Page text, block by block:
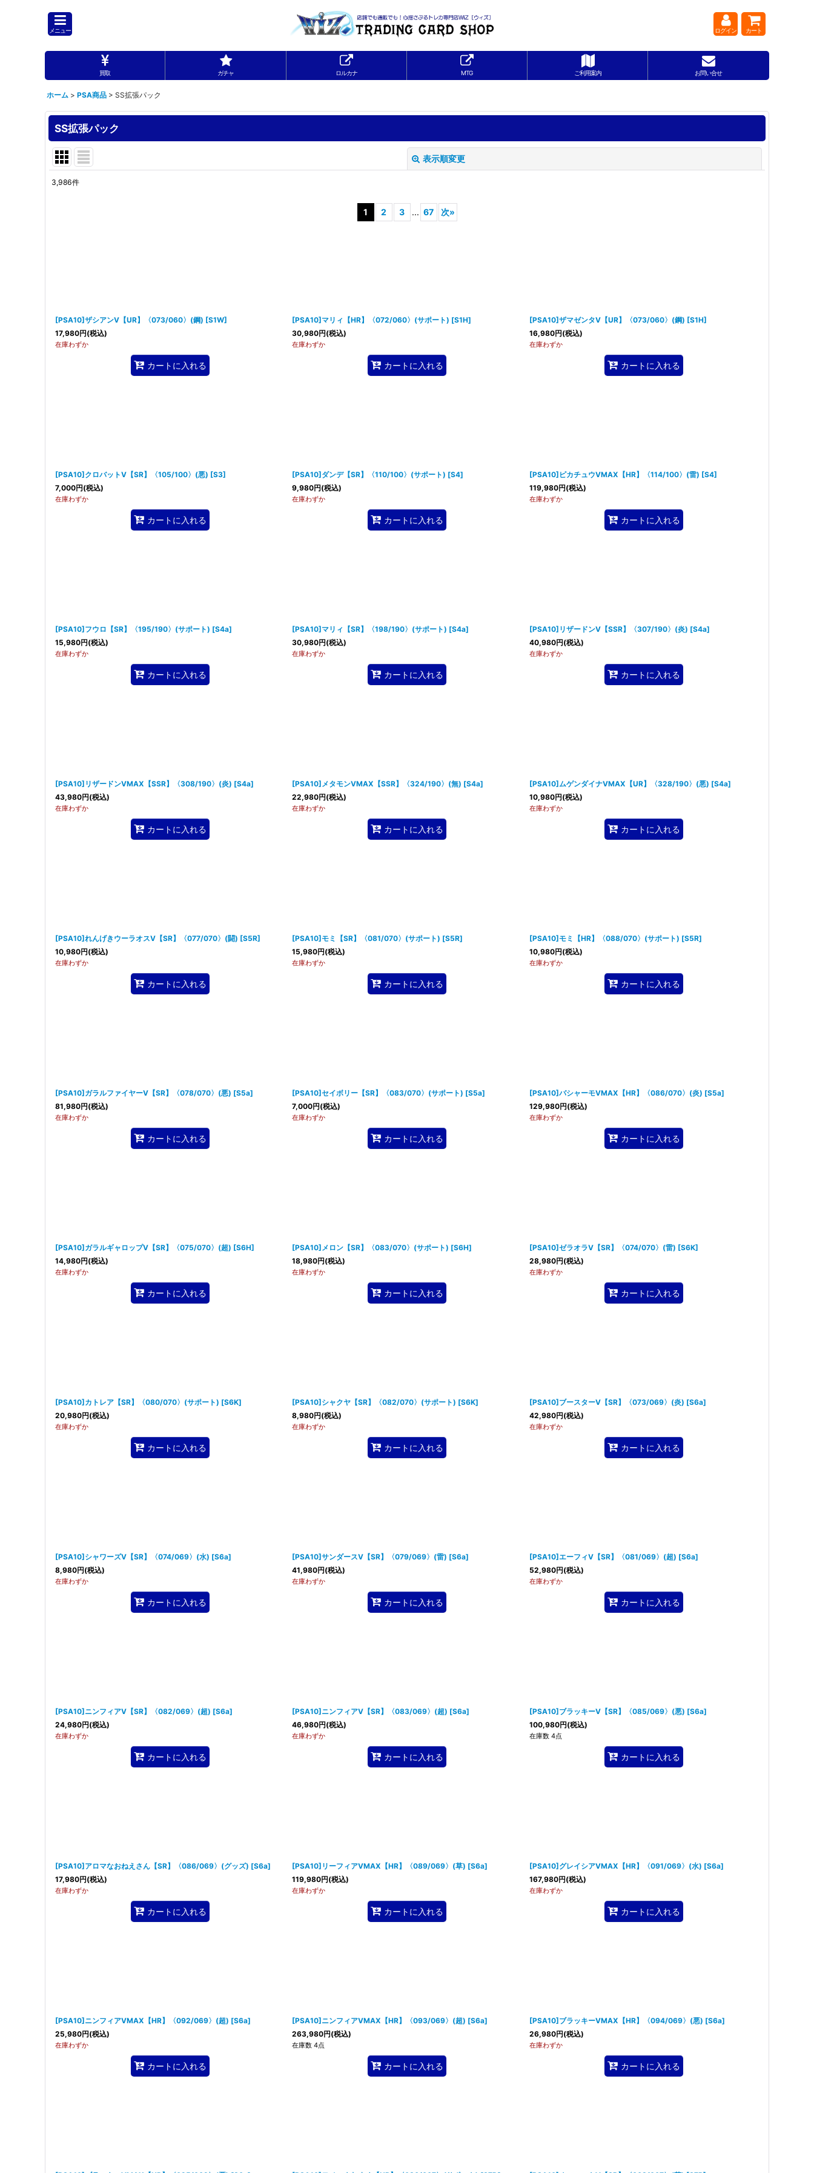
メニュー ログイン カート
買取 ガチャ ロルカナ MTG ご利用案内 お問い合せ
ホーム > PSA商品 > SS拡張パック
SS拡張パック
表示順変更
3,986件
1 2 3 ... 67 次»
[PSA10]ザシアンV【UR】〈073/060〉(鋼) [S1W]
17,980円(税込)
在庫わずか
カートに入れる
[PSA10]マリィ【HR】〈072/060〉(サポート) [S1H]
30,980円(税込)
在庫わずか
カートに入れる
[PSA10]ザマゼンタV【UR】〈073/060〉(鋼) [S1H]
16,980円(税込)
在庫わずか
カートに入れる
[PSA10]クロバットV【SR】〈105/100〉(悪) [S3]
7,000円(税込)
在庫わずか
カートに入れる
[PSA10]ダンデ【SR】〈110/100〉(サポート) [S4]
9,980円(税込)
在庫わずか
カートに入れる
[PSA10]ピカチュウVMAX【HR】〈114/100〉(雷) [S4]
119,980円(税込)
在庫わずか
カートに入れる
[PSA10]フウロ【SR】〈195/190〉(サポート) [S4a]
15,980円(税込)
在庫わずか
カートに入れる
[PSA10]マリィ【SR】〈198/190〉(サポート) [S4a]
30,980円(税込)
在庫わずか
カートに入れる
[PSA10]リザードンV【SSR】〈307/190〉(炎) [S4a]
40,980円(税込)
在庫わずか
カートに入れる
[PSA10]リザードンVMAX【SSR】〈308/190〉(炎) [S4a]
43,980円(税込)
在庫わずか
カートに入れる
[PSA10]メタモンVMAX【SSR】〈324/190〉(無) [S4a]
22,980円(税込)
在庫わずか
カートに入れる
[PSA10]ムゲンダイナVMAX【UR】〈328/190〉(悪) [S4a]
10,980円(税込)
在庫わずか
カートに入れる
[PSA10]れんげきウーラオスV【SR】〈077/070〉(闘) [S5R]
10,980円(税込)
在庫わずか
カートに入れる
[PSA10]モミ【SR】〈081/070〉(サポート) [S5R]
15,980円(税込)
在庫わずか
カートに入れる
[PSA10]モミ【HR】〈088/070〉(サポート) [S5R]
10,980円(税込)
在庫わずか
カートに入れる
[PSA10]ガラルファイヤーV【SR】〈078/070〉(悪) [S5a]
81,980円(税込)
在庫わずか
カートに入れる
[PSA10]セイボリー【SR】〈083/070〉(サポート) [S5a]
7,000円(税込)
在庫わずか
カートに入れる
[PSA10]バシャーモVMAX【HR】〈086/070〉(炎) [S5a]
129,980円(税込)
在庫わずか
カートに入れる
[PSA10]ガラルギャロップV【SR】〈075/070〉(超) [S6H]
14,980円(税込)
在庫わずか
カートに入れる
[PSA10]メロン【SR】〈083/070〉(サポート) [S6H]
18,980円(税込)
在庫わずか
カートに入れる
[PSA10]ゼラオラV【SR】〈074/070〉(雷) [S6K]
28,980円(税込)
在庫わずか
カートに入れる
[PSA10]カトレア【SR】〈080/070〉(サポート) [S6K]
20,980円(税込)
在庫わずか
カートに入れる
[PSA10]シャクヤ【SR】〈082/070〉(サポート) [S6K]
8,980円(税込)
在庫わずか
カートに入れる
[PSA10]ブースターV【SR】〈073/069〉(炎) [S6a]
42,980円(税込)
在庫わずか
カートに入れる
[PSA10]シャワーズV【SR】〈074/069〉(水) [S6a]
8,980円(税込)
在庫わずか
カートに入れる
[PSA10]サンダースV【SR】〈079/069〉(雷) [S6a]
41,980円(税込)
在庫わずか
カートに入れる
[PSA10]エーフィV【SR】〈081/069〉(超) [S6a]
52,980円(税込)
在庫わずか
カートに入れる
[PSA10]ニンフィアV【SR】〈082/069〉(超) [S6a]
24,980円(税込)
在庫わずか
カートに入れる
[PSA10]ニンフィアV【SR】〈083/069〉(超) [S6a]
46,980円(税込)
在庫わずか
カートに入れる
[PSA10]ブラッキーV【SR】〈085/069〉(悪) [S6a]
100,980円(税込)
在庫数 4点
カートに入れる
[PSA10]アロマなおねえさん【SR】〈086/069〉(グッズ) [S6a]
17,980円(税込)
在庫わずか
カートに入れる
[PSA10]リーフィアVMAX【HR】〈089/069〉(草) [S6a]
119,980円(税込)
在庫わずか
カートに入れる
[PSA10]グレイシアVMAX【HR】〈091/069〉(水) [S6a]
167,980円(税込)
在庫わずか
カートに入れる
[PSA10]ニンフィアVMAX【HR】〈092/069〉(超) [S6a]
25,980円(税込)
在庫わずか
カートに入れる
[PSA10]ニンフィアVMAX【HR】〈093/069〉(超) [S6a]
263,980円(税込)
在庫数 4点
カートに入れる
[PSA10]ブラッキーVMAX【HR】〈094/069〉(悪) [S6a]
26,980円(税込)
在庫わずか
カートに入れる